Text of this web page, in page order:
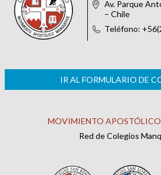
Av. Parque
– Chile
Teléfono:
IR AL FORMULARIO DE
MOVIMIENTO
Red de Colegios